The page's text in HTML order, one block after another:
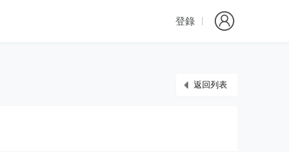
登錄
返回列表